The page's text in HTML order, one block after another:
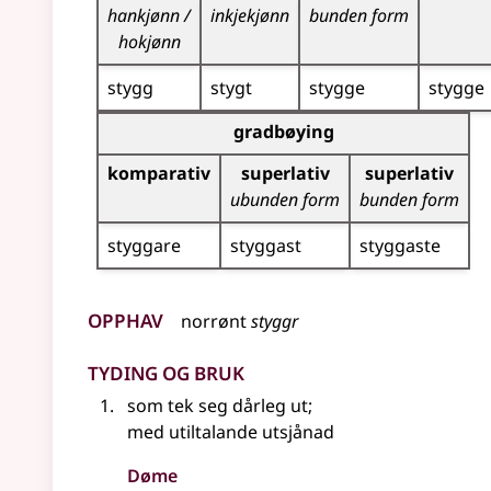
hankjønn /
hokjønn
inkjekjønn bunden form
stygg stygt stygge
stygge
Bøyningstabell for dette adjektivet
gradbøying
komparativ
superlativ
ubunden form
superlativ
bunden form
styggare
styggast styggaste
Opphav norrøntstyggr
Tyding og bruk
som tek seg dårleg ut;
med utiltalande utsjånad
Døme